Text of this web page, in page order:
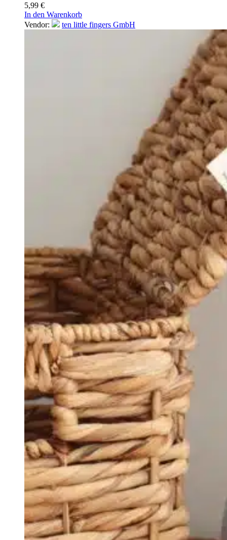
5,99 €
In den Warenkorb
Vendor:
ten little fingers GmbH